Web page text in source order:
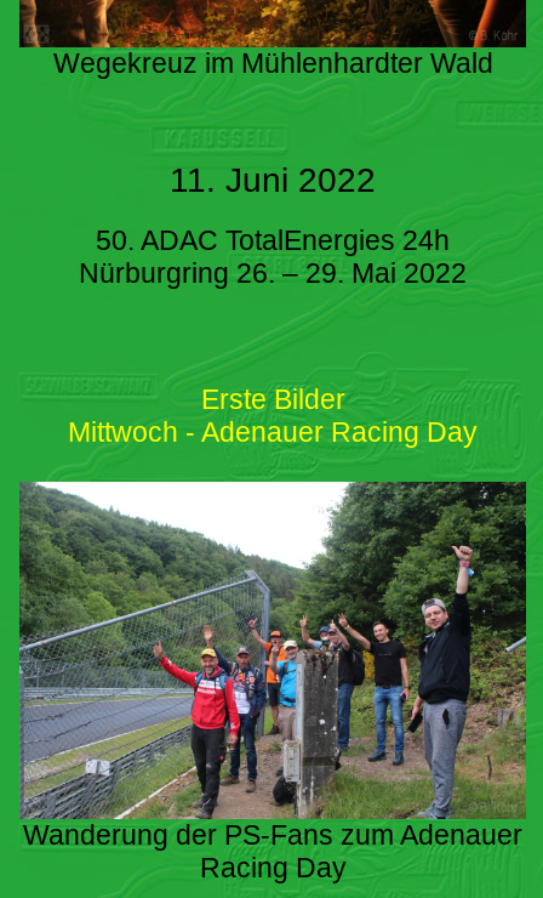
Wegekreuz im Mühlenhardter Wald
11. Juni 2022
50. ADAC TotalEnergies 24h
Nürburgring 26. – 29. Mai 2022
Erste Bilder
Mittwoch - Adenauer Racing Day
Wanderung der PS-Fans zum Adenauer
Racing Day